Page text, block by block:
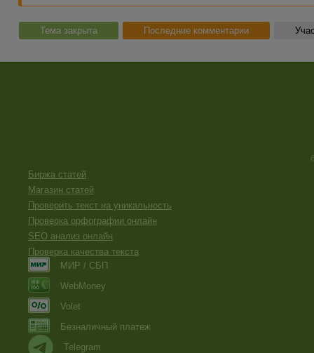
Тема закрыта Последние комментарии
Биржа статей
Магазин статей
Проверить текст на уникальность
Проверка орфографии онлайн
SEO анализ онлайн
Проверка качества текста
МИР / СБП
WebMoney
Volet
Безналичный платеж
Telegram